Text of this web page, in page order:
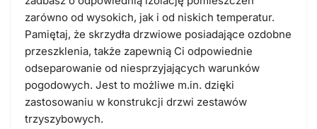
zarówno od wysokich, jak i od niskich temperatur.
Pamiętaj, że skrzydła drzwiowe posiadające ozdobne
przeszklenia, także zapewnią Ci odpowiednie
odseparowanie od niesprzyjających warunków
pogodowych. Jest to możliwe m.in. dzięki
zastosowaniu w konstrukcji drzwi zestawów
trzyszybowych.